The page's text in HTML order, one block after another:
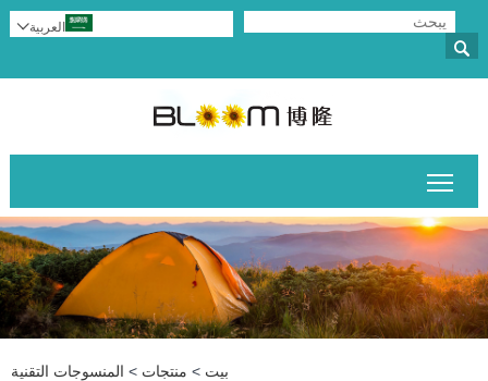

العربية
بيت > منتجات > المنسوجات التقنية